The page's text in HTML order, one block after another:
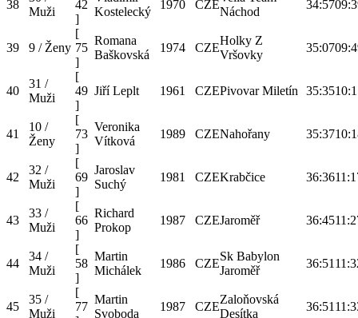
38
Muži
42
]
Kostelecký
1970 CZE
Náchod
34:57
39 9 / Ženy
[
75
]
Romana
Baškovská
1974 CZE
Holky Z
Vršovky
35:07
40
31 /
Muži
[
49
]
Jiří Leplt 1961 CZEPivovar Miletín 35:35
41
10 /
Ženy
[
73
]
Veronika
Vítková
1989 CZENahořany 35:37
42
32 /
Muži
[
69
]
Jaroslav
Suchý
1981 CZEKrabčice 36:36
43
33 /
Muži
[
66
]
Richard
Prokop
1987 CZEJaroměř 36:45
44
34 /
Muži
[
58
]
Martin
Michálek
1986 CZE
Sk Babylon
Jaroměř
36:51
45
35 /
Muži
[
77
Martin
Svoboda
1987 CZE
Zaloňovská
Desítka
36:51